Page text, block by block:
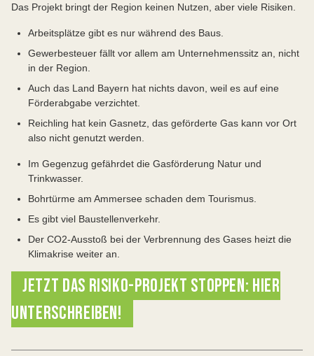
Das Projekt bringt der Region keinen Nutzen, aber viele Risiken.
Arbeitsplätze gibt es nur während des Baus.
Gewerbesteuer fällt vor allem am Unternehmenssitz an, nicht
in der Region.
Auch das Land Bayern hat nichts davon, weil es auf eine
Förderabgabe verzichtet.
Reichling hat kein Gasnetz, das geförderte Gas kann vor Ort
also nicht genutzt werden.
Im Gegenzug gefährdet die Gasförderung Natur und
Trinkwasser.
Bohrtürme am Ammersee schaden dem Tourismus.
Es gibt viel Baustellenverkehr.
Der CO2-Ausstoß bei der Verbrennung des Gases heizt die
Klimakrise weiter an.
JETZT DAS RISIKO-PROJEKT STOPPEN: HIER
UNTERSCHREIBEN!